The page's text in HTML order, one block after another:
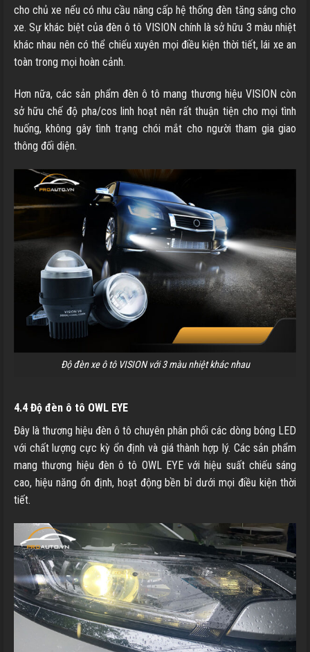
cho chủ xe nếu có nhu cầu nâng cấp hệ thống đèn tăng sáng cho
xe. Sự khác biệt của đèn ô tô VISION chính là sở hữu 3 màu nhiệt
khác nhau nên có thể chiếu xuyên mọi điều kiện thời tiết, lái xe an
toàn trong mọi hoàn cảnh.
Hơn nữa, các sản phẩm đèn ô tô mang thương hiệu VISION còn
sở hữu chế độ pha/cos linh hoạt nên rất thuận tiện cho mọi tình
huống, không gây tình trạng chói mắt cho người tham gia giao
thông đối diện.
Độ đèn xe ô tô VISION với 3 màu nhiệt khác nhau
4.4 Độ đèn ô tô OWL EYE
Đây là thương hiệu đèn ô tô chuyên phân phối các dòng bóng LED
với chất lượng cực kỳ ổn định và giá thành hợp lý. Các sản phẩm
mang thương hiệu đèn ô tô OWL EYE với hiệu suất chiếu sáng
cao, hiệu năng ổn định, hoạt động bền bỉ dưới mọi điều kiện thời
tiết.